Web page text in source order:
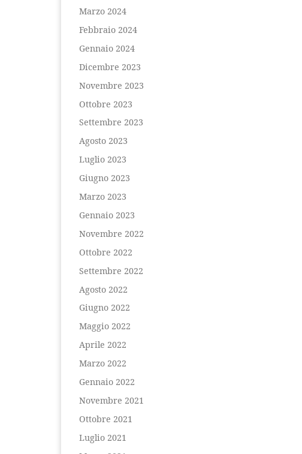
Marzo 2024
Febbraio 2024
Gennaio 2024
Dicembre 2023
Novembre 2023
Ottobre 2023
Settembre 2023
Agosto 2023
Luglio 2023
Giugno 2023
Marzo 2023
Gennaio 2023
Novembre 2022
Ottobre 2022
Settembre 2022
Agosto 2022
Giugno 2022
Maggio 2022
Aprile 2022
Marzo 2022
Gennaio 2022
Novembre 2021
Ottobre 2021
Luglio 2021